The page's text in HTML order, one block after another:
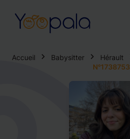
Accueil Babysitter Hérault
N°1738753